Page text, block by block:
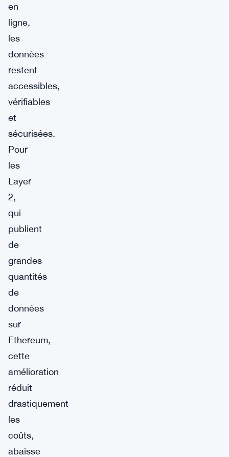
en
ligne,
les
données
restent
accessibles,
vérifiables
et
sécurisées.
Pour
les
Layer
2,
qui
publient
de
grandes
quantités
de
données
sur
Ethereum,
cette
amélioration
réduit
drastiquement
les
coûts,
abaisse